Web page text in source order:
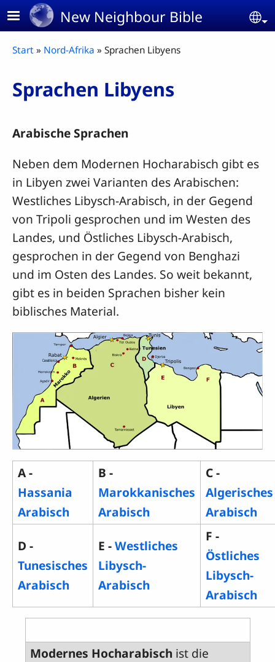
Skip to main contentNew Neighbour Bible
Breadcrumb
Start Nord-Afrika Sprachen Libyens
Sprachen Libyens
Arabische Sprachen
Neben dem Modernen Hocharabisch gibt es
in Libyen zwei Varianten des Arabischen:
Westliches Libysch-Arabisch, in der Gegend
von Tripoli gesprochen und im Westen des
Landes, und Östliches Libysch-Arabisch,
gesprochen in der Gegend von Benghazi
und im Osten des Landes. So weit bekannt,
gibt es in beiden Sprachen bisher kein
biblisches Material.
A -
Hassania
Arabisch
B -
Marokkanisches
Arabisch
C -
Algerisches
Arabisch
D -
Tunesisches
Arabisch
E -Westliches
Libysch-
Arabisch
F -
Östliches
Libysch-
Arabisch
Modernes Hocharabisch ist die